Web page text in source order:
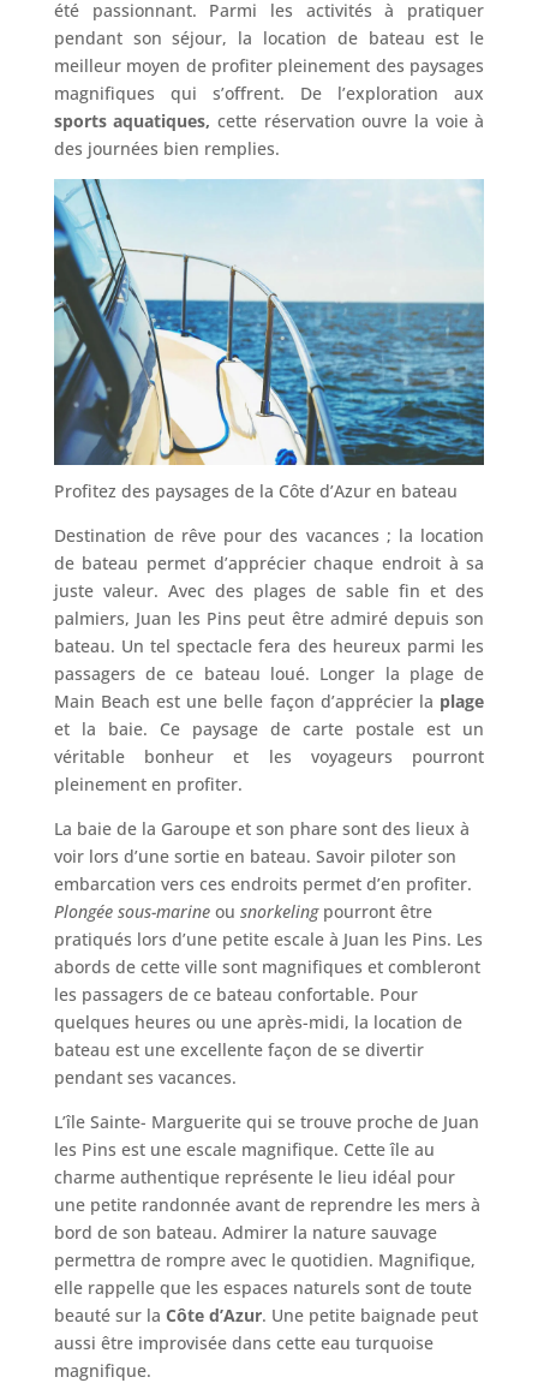
été passionnant. Parmi les activités à pratiquer
pendant son séjour, la location de bateau est le
meilleur moyen de profiter pleinement des paysages
magnifiques qui s’offrent. De l’exploration aux
sports aquatiques, cette réservation ouvre la voie à
des journées bien remplies.
Profitez des paysages de la Côte d’Azur en bateau
Destination de rêve pour des vacances ; la location
de bateau permet d’apprécier chaque endroit à sa
juste valeur. Avec des plages de sable fin et des
palmiers, Juan les Pins peut être admiré depuis son
bateau. Un tel spectacle fera des heureux parmi les
passagers de ce bateau loué. Longer la plage de
Main Beach est une belle façon d’apprécier la plage
et la baie. Ce paysage de carte postale est un
véritable bonheur et les voyageurs pourront
pleinement en profiter.
La baie de la Garoupe et son phare sont des lieux à
voir lors d’une sortie en bateau. Savoir piloter son
embarcation vers ces endroits permet d’en profiter.
Plongée sous-marineou snorkelingpourront être
pratiqués lors d’une petite escale à Juan les Pins. Les
abords de cette ville sont magnifiques et combleront
les passagers de ce bateau confortable. Pour
quelques heures ou une après-midi, la location de
bateau est une excellente façon de se divertir
pendant ses vacances.
L’île Sainte- Marguerite qui se trouve proche de Juan
les Pins est une escale magnifique. Cette île au
charme authentique représente le lieu idéal pour
une petite randonnée avant de reprendre les mers à
bord de son bateau. Admirer la nature sauvage
permettra de rompre avec le quotidien. Magnifique,
elle rappelle que les espaces naturels sont de toute
beauté sur la Côte d’Azur. Une petite baignade peut
aussi être improvisée dans cette eau turquoise
magnifique.